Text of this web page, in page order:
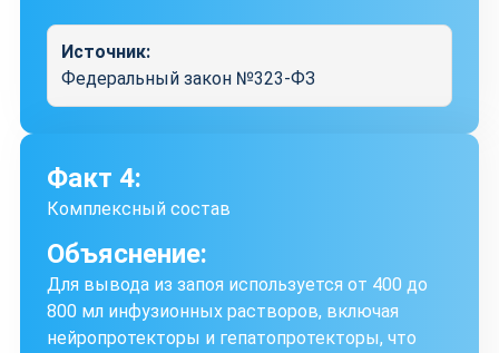
Источник:
Федеральный закон №323-ФЗ
Факт 4:
Комплексный состав
Объяснение:
Для вывода из запоя используется от 400 до
800 мл инфузионных растворов, включая
нейропротекторы и гепатопротекторы, что